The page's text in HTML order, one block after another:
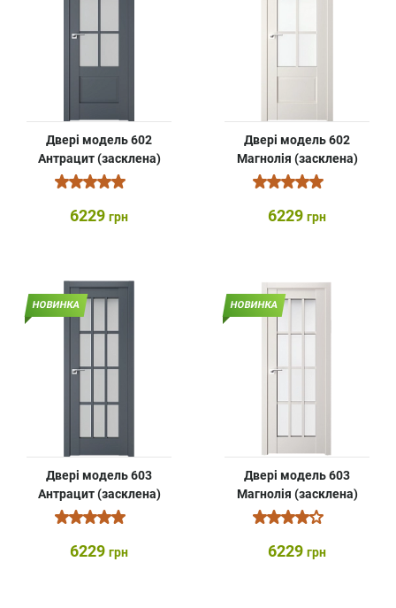
Двері модель 602
Антрацит (засклена)
6229 грн
Двері модель 602
Магнолія (засклена)
6229 грн
НОВИНКА
Двері модель 603
Антрацит (засклена)
6229 грн
НОВИНКА
Двері модель 603
Магнолія (засклена)
6229 грн